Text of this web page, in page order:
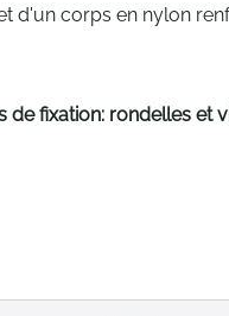
d'un corps en nylon
fixation: rondelles et